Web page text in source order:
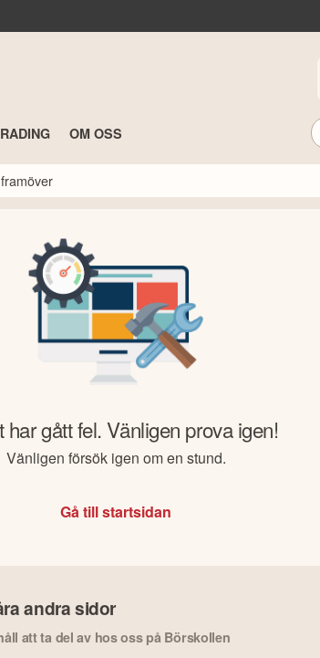
OM OSS
har gått fel. Vänligen prova igen!
Vänligen försök igen om en stund.
Gå till startsidan
andra sidor
att ta del av hos oss på Börskollen